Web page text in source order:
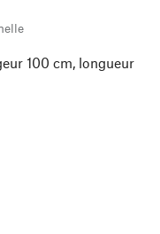
100 cm, longueur